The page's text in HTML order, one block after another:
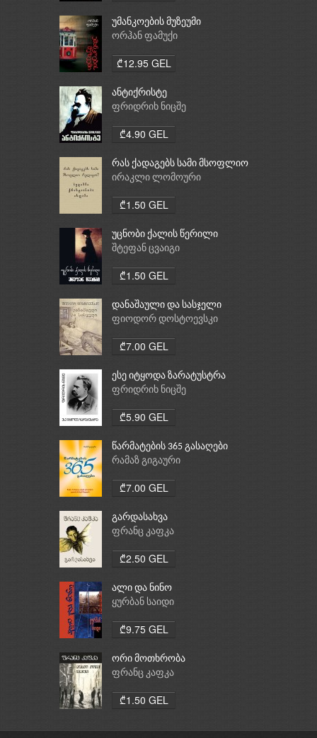
უმანკოების მუზეუმი
ორჰან ფამუქი
₾12.95 GEL
ანტიქრისტე
ფრიდრიხ ნიცშე
₾4.90 GEL
რას ქადაგებს სამი მსოფლიო
რელიგია: ბუდიზმი,
ირაკლი ლომოური
₾1.50 GEL
უცნობი ქალის წერილი
შტეფან ცვაიგი
₾1.50 GEL
დანაშაული და სასჯელი
ფიოდორ დოსტოევსკი
₾7.00 GEL
ესე იტყოდა ზარატუსტრა
ფრიდრიხ ნიცშე
₾5.90 GEL
წარმატების 365 გასაღები
რამაზ გიგაური
₾7.00 GEL
გარდასახვა
ფრანც კაფკა
₾2.50 GEL
ალი და ნინო
ყურბან საიდი
₾9.75 GEL
ორი მოთხრობა
ფრანც კაფკა
₾1.50 GEL